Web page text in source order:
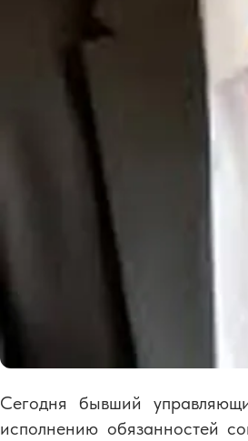
Сегодня бывший
исполнению обязанностей